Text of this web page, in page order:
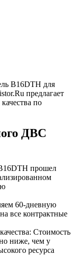
B16DTH для
предлагает
по
ДВС
прошел
60-дневную
все контрактные
Стоимость
ниже, чем у
ресурса